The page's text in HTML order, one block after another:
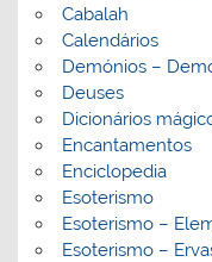
Cabalah
Calendários
Demónios –
Deuses
Dicionários
Encantamentos
Enciclopedia
Esoterismo
Esoterismo –
Esoterismo –